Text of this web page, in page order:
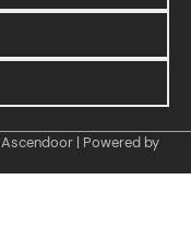
Ascendoor | Powered by